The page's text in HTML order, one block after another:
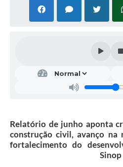
Relatório de junho aponta
construção civil, avanço na
fortalecimento do
Sinop